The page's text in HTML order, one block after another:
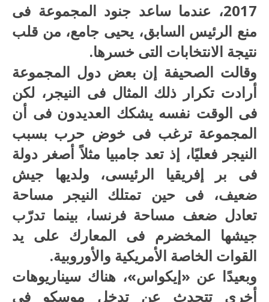
2017، عندما ساعد جنود المجموعة فى
منع الرئيس السابق، يحيى جامع، من قلب
نتيجة الانتخابات التى خسرها.
وقالت الصحيفة إن بعض دول المجموعة
أرادت تكرار ذلك المثال فى النيجر، لكن
فى الوقت نفسه يشكك العديدون فى أن
المجموعة ترغب فى خوض حرب بسبب
النيجر فعليًا، إذ تعد جامبيا مثلاً أصغر دولة
فى بر إفريقيا الرئيسى، ولديها جيش
ضعيف، فى حين تمتلك النيجر مساحة
تعادل ضعف مساحة فرنسا، بينما تدرّب
جيشها المخضرم فى المعارك على يد
القوات الخاصة الأمريكية والأوروبية.
وبعيدًا عن «إيكواس»، هناك سيناريوهات
أخرى تتحدث عن تدخل موسكو فى